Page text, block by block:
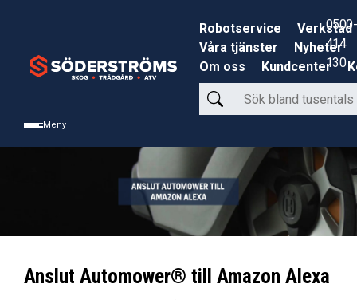
Meny
Robotservice
Verkstad
Våra tjänster
Nyheter
Om oss
Kundcenter
Sök
bland
produkter
0500-
414
130
Anslut Automower® till Amazon Alexa